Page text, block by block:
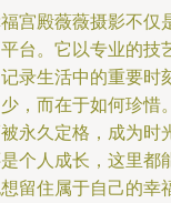
宫殿薇薇摄影不仅
台。它以专业的技
录生活中的重要时
，而在于如何珍惜
永久定格，成为时
个人成长，这里都
留住属于自己的幸